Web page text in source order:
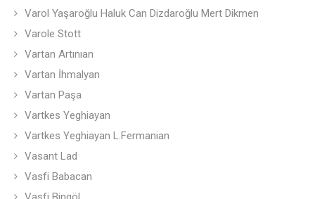
Varol Yaşaroğlu Haluk Can Dizdaroğlu Mert Dikmen
Varole Stott
Vartan Artınıan
Vartan İhmalyan
Vartan Paşa
Vartkes Yeghiayan
Vartkes Yeghiayan L.Fermanian
Vasant Lad
Vasfi Babacan